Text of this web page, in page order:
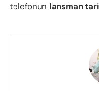
telefonun lansman